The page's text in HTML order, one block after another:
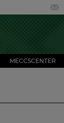
MECCSCENTER